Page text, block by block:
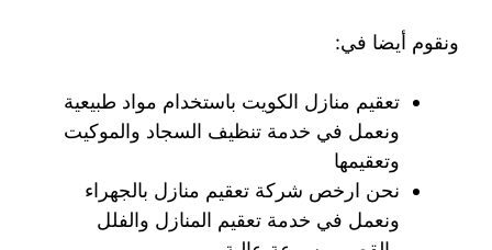
ونقوم أيضا في:
تعقيم منازل الكويت باستخدام مواد طبيعية
ونعمل في خدمة تنظيف السجاد والموكيت
وتعقيمها
نحن ارخص شركة تعقيم منازل بالجهراء
ونعمل في خدمة تعقيم المنازل والفلل